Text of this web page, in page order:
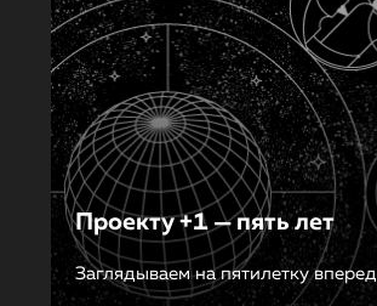
Проекту +1 — пять лет
Заглядываем на пятилетку вперед